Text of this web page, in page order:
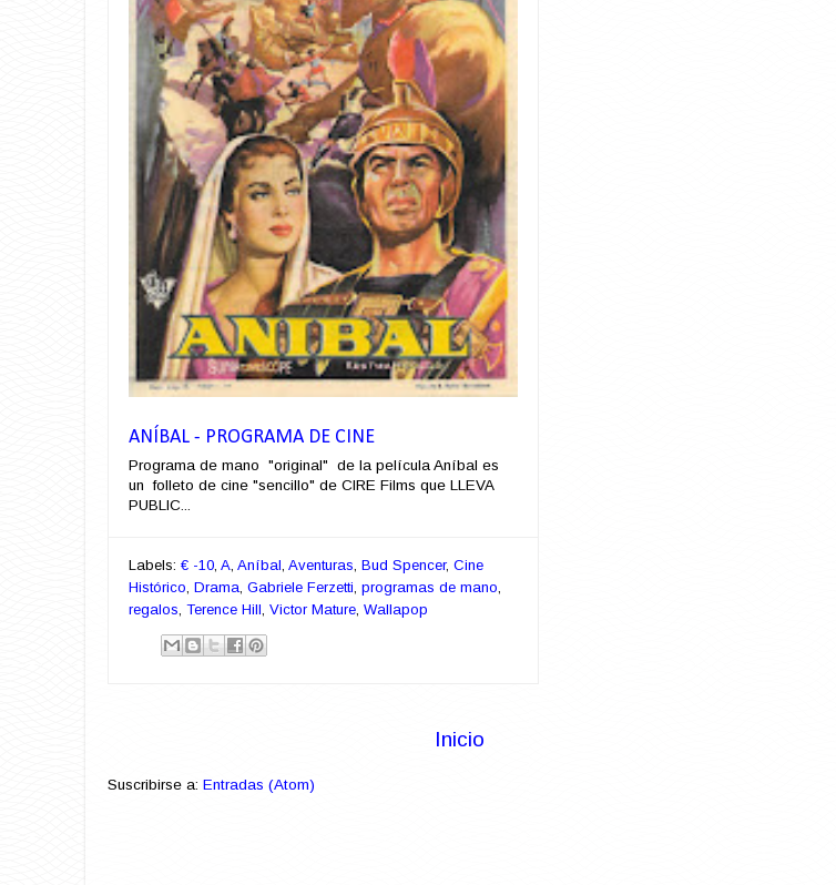
ANÍBAL - PROGRAMA DE CINE
Programa de mano "original" de la película Aníbal es
un folleto de cine "sencillo" de CIRE Films que LLEVA
PUBLIC...
Labels: € -10, A, Aníbal, Aventuras, Bud Spencer, Cine
Histórico, Drama, Gabriele Ferzetti, programas de mano,
regalos, Terence Hill, Victor Mature, Wallapop
Inicio
Suscribirse a: Entradas (Atom)